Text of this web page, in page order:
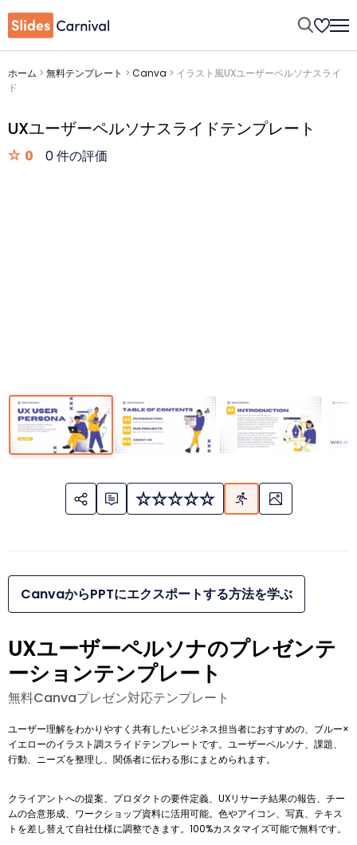
ホーム > 無料テンプレート > Canva > イラスト風UXユーザーペルソナスライ
ド
UXユーザーペルソナスライドテンプレート
0 0 件の評価
CanvaからPPTにエクスポートする方法を学ぶ
UXユーザーペルソナのプレゼンテ
ーションテンプレート
無料Canvaプレゼン対応テンプレート
ユーザー理解をわかりやすく共有したいビジネス担当者におすすめの、ブルー×
イエローのイラスト調スライドテンプレートです。ユーザーペルソナ、課題、
行動、ニーズを整理し、関係者に伝わる形にまとめられます。
クライアントへの提案、プロダクトの要件定義、UXリサーチ結果の報告、チー
ムの合意形成、ワークショップ資料に活用可能。色やアイコン、写真、テキス
トを差し替えて自社仕様に調整できます。100%カスタマイズ可能で無料です。